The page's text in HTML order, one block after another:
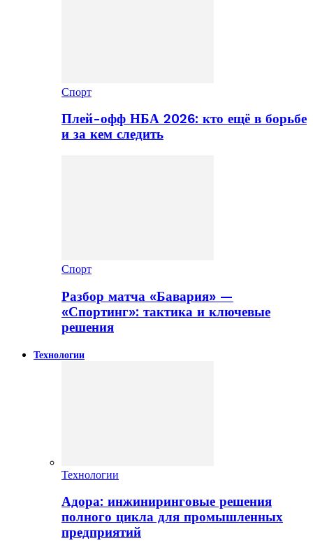
Спорт
Плей-офф НБА 2026: кто ещё в борьбе
и за кем следить
Спорт
Разбор матча «Бавария» —
«Спортинг»: тактика и ключевые
решения
Технологии
Технологии
Адора: инжиниринговые решения
полного цикла для промышленных
предприятий